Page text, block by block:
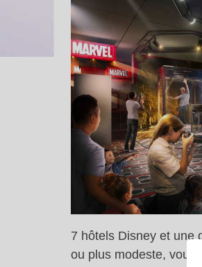
7 hôtels Disney et une
ou plus modeste, vous